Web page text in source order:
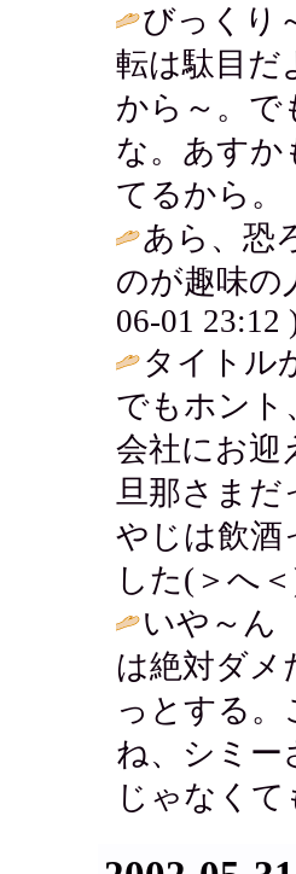
びっくり
転は駄目だ
から～。で
な。あすか
てるから。
あら、恐
のが趣味の
06-01 23:12
タイトル
でもホント
会社にお迎
旦那さま
やじは飲酒
した(＞
いや～ん
は絶対ダ
っとする
ね、シミー
じゃなく